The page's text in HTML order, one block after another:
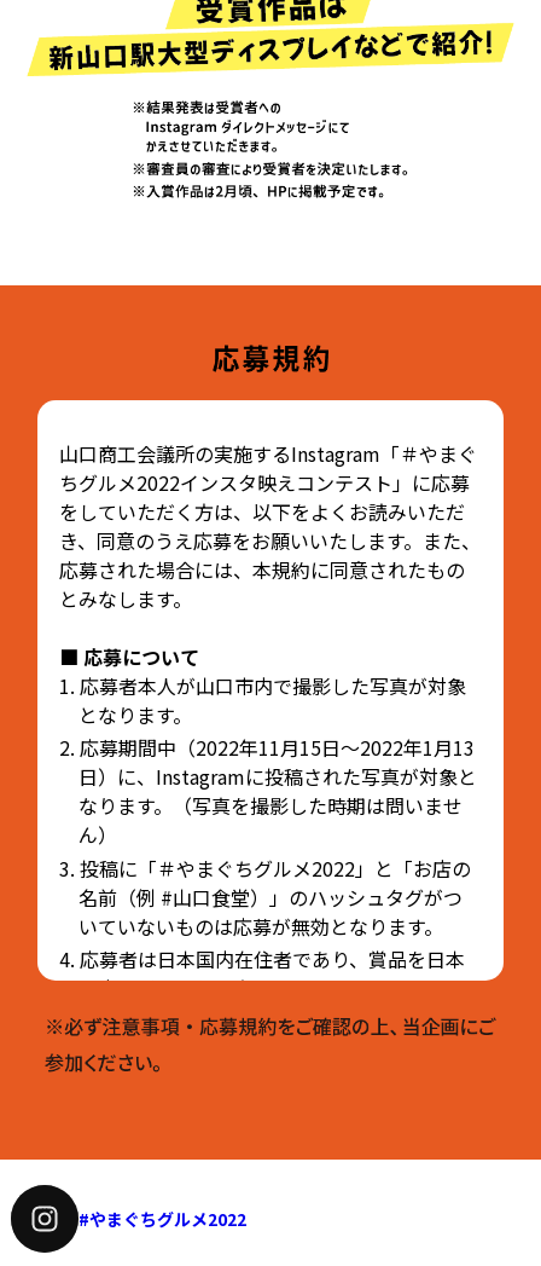
山口商工会議所の実施するInstagram「＃やまぐ
ちグルメ2022インスタ映えコンテスト」に応募
をしていただく方は、以下をよくお読みいただ
き、同意のうえ応募をお願いいたします。また、
応募された場合には、本規約に同意されたもの
とみなします。
■ 応募について
1. 応募者本人が山口市内で撮影した写真が対象
となります。
2. 応募期間中（2022年11月15日～2022年1月13
日）に、Instagramに投稿された写真が対象と
なります。（写真を撮影した時期は問いませ
ん）
3. 投稿に「＃やまぐちグルメ2022」と「お店の
名前（例 #山口食堂）」のハッシュタグがつ
いていないものは応募が無効となります。
4. 応募者は日本国内在住者であり、賞品を日本
国内で受け取れる方といたします。
5. 募集期間中は何度でもご応募いただけます。
6. １つの作品につき１投稿をお願いします。
るお写真をご応募下さい。
9. コンテストに応募する写真は、お店の許可を
#やまぐちグルメ2022